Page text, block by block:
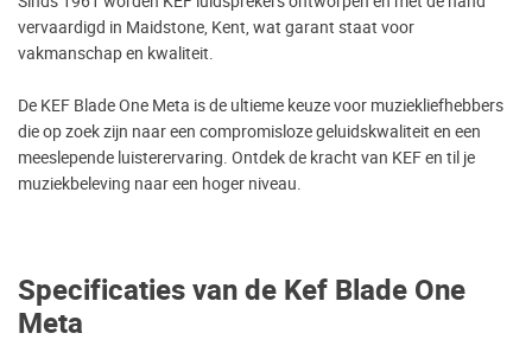
Specificaties van de Kef Blade One
Meta
vervaardigd in Maidstone, Kent, wat garant staat voor
vakmanschap en kwaliteit.
De KEF Blade One Meta is de ultieme keuze voor muziekliefhebbers
die op zoek zijn naar een compromisloze geluidskwaliteit en een
meeslepende luisterervaring. Ontdek de kracht van KEF en til je
muziekbeleving naar een hoger niveau.